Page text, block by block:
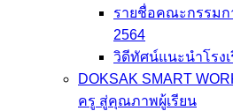
รายชื่อคณะกรรมก
2564
วิดีทัศน์แนะนำโรง
DOKSAK SMART
ครู สู่คุณภาพผู้เรียน